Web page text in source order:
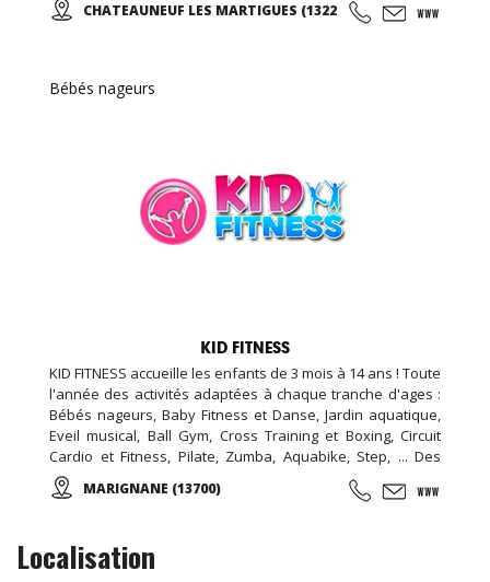
la marche et sa technique en alternant des phases plus
CHATEAUNEUF LES MARTIGUES (13220)
Bébés nageurs
KID FITNESS
KID FITNESS accueille les enfants de 3 mois à 14 ans ! Toute
l'année des activités adaptées à chaque tranche d'ages :
Bébés nageurs, Baby Fitness et Danse, Jardin aquatique,
Eveil musical, Ball Gym, Cross Training et Boxing, Circuit
Cardio et Fitness, Pilate, Zumba, Aquabike, Step, ... Des
Stages Sportifs pendant les vacances, des Garderies
Sportives qui suivent les rythmes scolaires,... Des
MARIGNANE (13700)
Localisation